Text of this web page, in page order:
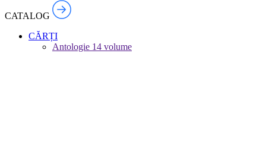
CATALOG
CĂRȚI
Antologie 14 volume